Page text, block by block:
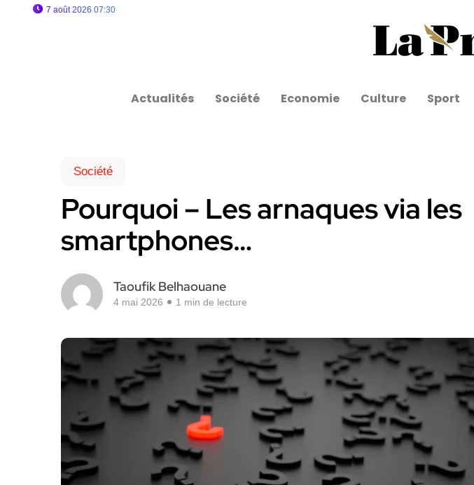
7 août 2026 07:30
Actualités Société Economie Culture Sport
Société
Pourquoi – Les arnaques via les
smartphones…
Taoufik Belhaouane
4 mai 2026 1 min de lecture